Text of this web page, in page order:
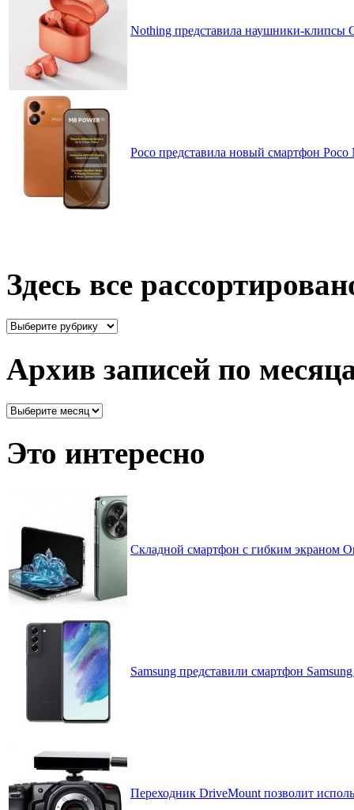
Nothing представила наушники-клипсы
Poco представила новый смартфон
Здесь все
Здесь
Архив записей по
Архив
месяцам
Это интересно
Складной смартфон с гибким экраном
Samsung представили смартфон
Переходник DriveMount позволит